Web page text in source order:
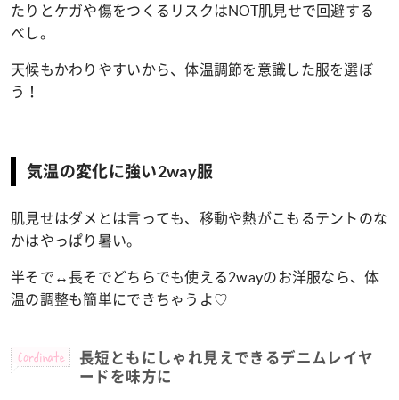
たりとケガや傷をつくるリスクはNOT肌見せで回避する
べし。
天候もかわりやすいから、体温調節を意識した服を選ぼ
う！
気温の変化に強い2way服
肌見せはダメとは言っても、移動や熱がこもるテントのな
かはやっぱり暑い。
半そで↔︎長そでどちらでも使える2wayのお洋服なら、体
温の調整も簡単にできちゃうよ♡
Cordinate
長短ともにしゃれ見えできるデニムレイヤ
ードを味方に